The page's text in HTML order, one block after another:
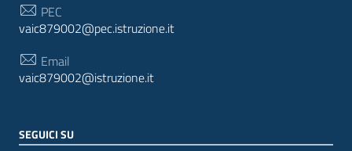
PEC
vaic879002@pec.istruzione.it
Email
vaic879002@istruzione.it
SEGUICI SU